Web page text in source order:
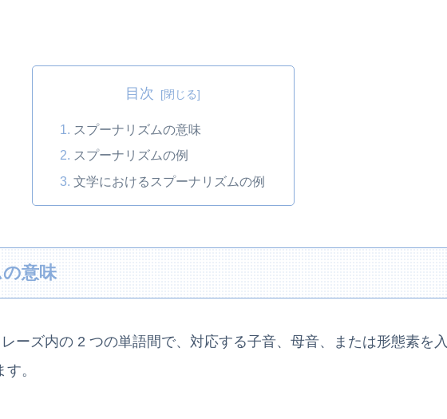
目次
スプーナリズムの意味
スプーナリズムの例
文学におけるスプーナリズムの例
意味
ーズ内の 2 つの単語間で、対応する子音、母音、または形態素を入
。